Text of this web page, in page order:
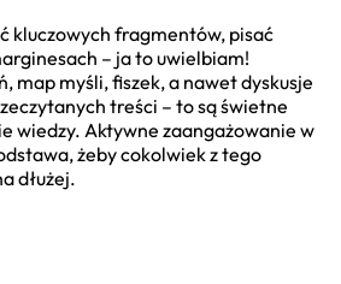
kluczowych fragmentów, pisać
– ja to uwielbiam!
map myśli, fiszek, a nawet dyskusje
treści – to są świetne
wiedzy. Aktywne zaangażowanie w
żeby cokolwiek z tego
dłużej.